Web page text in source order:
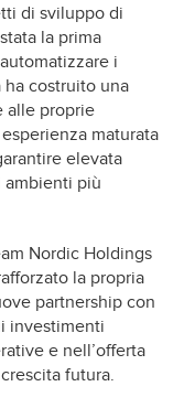
di sviluppo di
la prima
i
costruito una
alle proprie
maturata
elevata
ambienti più
Nordic Holdings
la propria
partnership con
investimenti
e nell’offerta
futura.